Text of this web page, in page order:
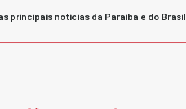
principais notícias da Paraíba e do Brasil